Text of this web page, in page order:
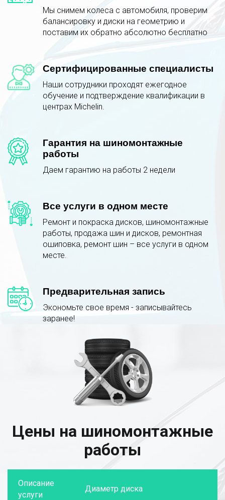
Мы снимем колеса с автомобиля, проверим
балансировку и диски на геометрию и
поставим их обратно абсолютно бесплатно
Сертифицированные специалисты
Наши сотрудники проходят ежегодное
обучение и подтверждение квалификации в
центрах Michelin.
Гарантия на шиномонтажные
работы
Даем гарантию на работы 2 недели
Все услуги в одном месте
Ремонт и покраска дисков, шиномонтажные
работы, продажа шин и дисков, ремонтная
ошиповка, ремонт шин – все услуги в одном
месте.
Предварительная запись
Экономьте свое время - записывайтесь
заранее!
Цены на шиномонтажные
работы
Описание
услуги
Диаметр диска